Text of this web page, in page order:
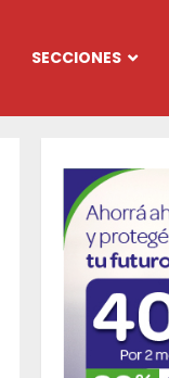
SECCIONES